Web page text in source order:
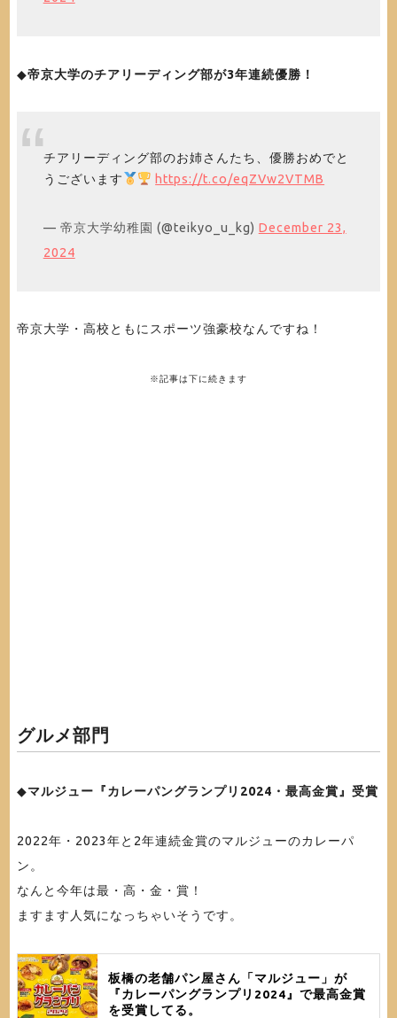
◆帝京大学のチアリーディング部が3年連続優勝！
チアリーディング部のお姉さんたち、優勝おめでと
うございます
https://t.co/eqZVw2VTMB
— 帝京大学幼稚園 (@teikyo_u_kg) December 23,
2024
帝京大学・高校ともにスポーツ強豪校なんですね！
※記事は下に続きます
グルメ部門
◆マルジュー『カレーパングランプリ2024・最高金賞』受賞
2022年・2023年と2年連続金賞のマルジューのカレーパ
ン。
なんと今年は最・高・金・賞！
ますます人気になっちゃいそうです。
板橋の老舗パン屋さん「マルジュー」が
『カレーパングランプリ2024』で最高金賞
を受賞してる。